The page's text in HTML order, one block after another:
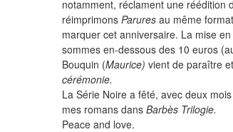
notamment, réclament une réédition
réimprimons Parures au même
marquer cet anniversaire. La mise
sommes en-dessous des 10 euros
Bouquin (Maurice) vient de paraître
cérémonie.
La Série Noire a fêté, avec deux
mes romans dans Barbès Trilogie.
Peace and love.